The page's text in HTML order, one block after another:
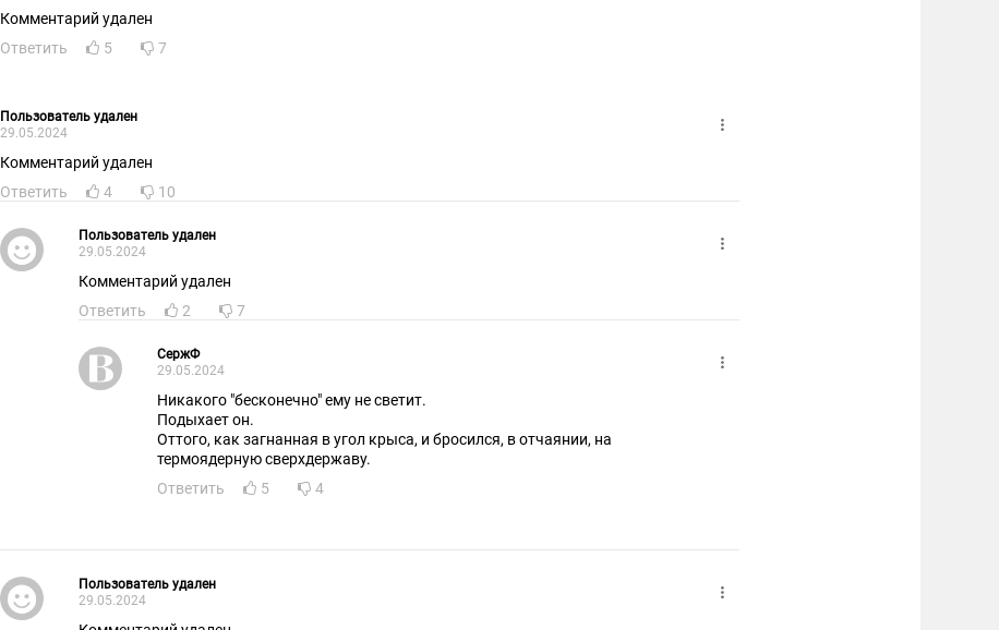
Комментарий удален
Ответить
5 7
Пользователь удален
29.05.2024
Комментарий удален
Ответить
4 10
Пользователь удален
29.05.2024
Комментарий удален
Ответить
2 7
СержФ
29.05.2024
Никакого "бесконечно" ему не светит.
Подыхает он.
Оттого, как загнанная в угол крыса, и бросился, в отчаянии, на
термоядерную сверхдержаву.
Ответить
5 4
Пользователь удален
29.05.2024